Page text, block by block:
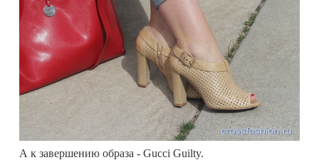
А к завершению образа - Gucci Guilty.